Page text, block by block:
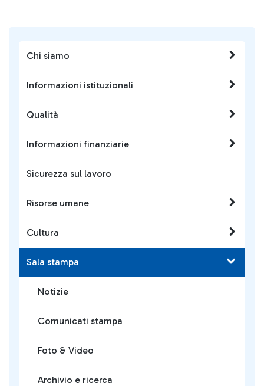
Chi siamo
Informazioni istituzionali
Qualità
Informazioni finanziarie
Sicurezza sul lavoro
Risorse umane
Cultura
Sala stampa
Notizie
Comunicati stampa
Foto & Video
Archivio e ricerca